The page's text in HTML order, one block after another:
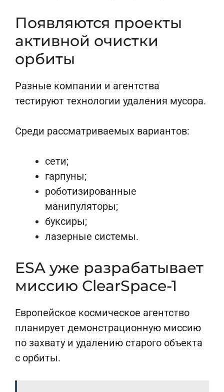
Появляются проекты
активной очистки
орбиты
Разные компании и агентства
тестируют технологии удаления мусора.
Среди рассматриваемых вариантов:
сети;
гарпуны;
роботизированные
манипуляторы;
буксиры;
лазерные системы.
ESA уже разрабатывает
миссию ClearSpace-1
Европейское космическое агентство
планирует демонстрационную миссию
по захвату и удалению старого объекта
с орбиты.